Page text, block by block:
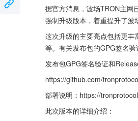
据官方消息，波场TRON主网
强制升级版本，着重提升了波
这次升级的主要亮点包括更
等。有关发布包的GPG签名
发布包GPG签名验证和
https://github.com/
部署说明：https://
此次版本的详细介绍：